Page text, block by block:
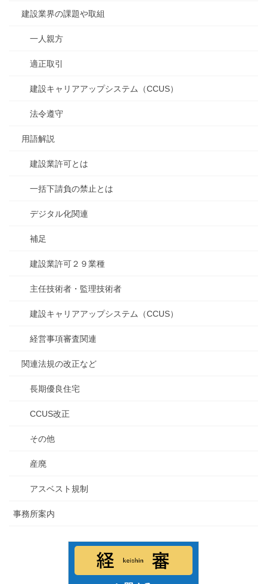
建設業界の課題や取組
一人親方
適正取引
建設キャリアアップシステム（CCUS）
法令遵守
用語解説
建設業許可とは
一括下請負の禁止とは
デジタル化関連
補足
建設業許可２９業種
主任技術者・監理技術者
建設キャリアアップシステム（CCUS）
経営事項審査関連
関連法規の改正など
長期優良住宅
CCUS改正
その他
産廃
アスベスト規制
事務所案内